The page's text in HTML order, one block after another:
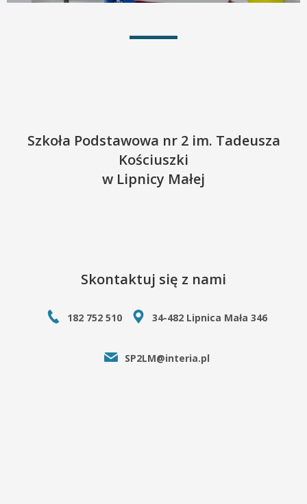
Szkoła Podstawowa nr 2 im. Tadeusza
Kościuszki
w Lipnicy Małej
Skontaktuj się z nami
182 752 510 34-482 Lipnica Mała 346
SP2LM@interia.pl